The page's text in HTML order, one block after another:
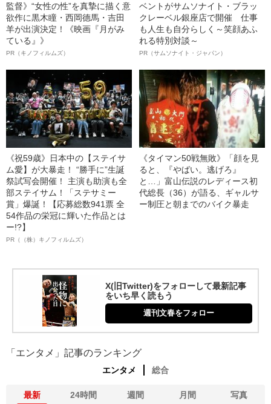
監督》“女性の性”を真摯に描く意
欲作に黒木瞳・西岡德馬・吉田
羊が出演決定！《映画『月がみ
ている』》
PR（キノフィルムズ）
ベントがサムソナイト・ブラッ
クレーベル銀座店で開催 仕事
も人生も自分らしく～笑顔あふ
れる特別対談～
PR（サムソナイト・ジャパン）
《祝59歳》日本中の【ステイサ
ム愛】が大暴走！ “勝手に”生誕
祭試写会開催！ 主演も助演も全
部ステイサム！「ステサミー
賞」爆誕！【応募総数941票 全
54作品の栄冠に輝いた作品とは
ー!?】
PR（（株）キノフィルムズ）
《タイマン50戦無敗》「顔を見
ると、『やばい。逃げろ』
と…」富山伝説のレディース初
代総長（36）が語る、ギャルサ
ー制圧と朝までのバイク暴走
X(旧Twitter)をフォローして最新記事
をいち早く読もう
週刊文春をフォロー
「エンタメ」記事のランキング
エンタメ 総合
最新 24時間 週間 月間 写真